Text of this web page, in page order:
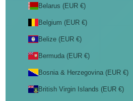
Belarus (EUR €)
Belgium (EUR €)
Belize (EUR €)
Bermuda (EUR €)
Bosnia & Herzegovina (EUR €)
British Virgin Islands (EUR €)